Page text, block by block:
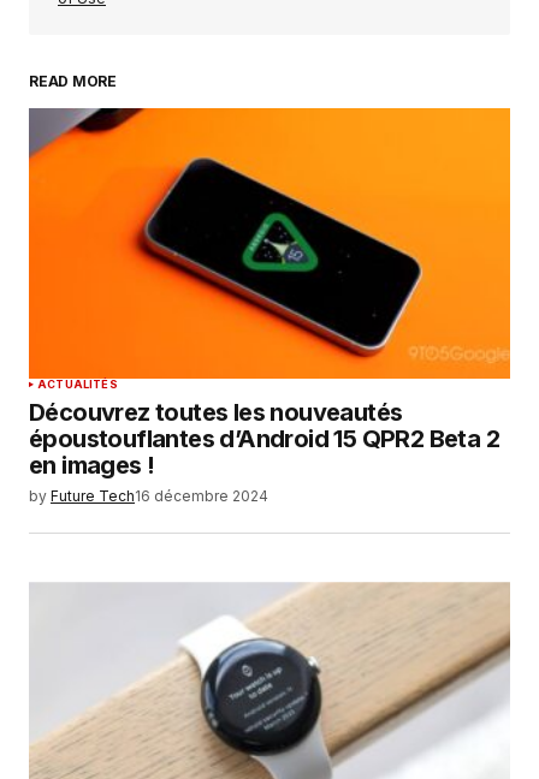
Your Name
Your E-mail*
Enregistrer mon nom, mon e-mail et mon
site dans le navigateur pour mon prochain
commentaire.
READ MORE
ACTUALITÉS
Découvrez toutes les nouveautés
époustouflantes d’Android 15 QPR2 Beta 2
en images !
by Future Tech16 décembre 2024